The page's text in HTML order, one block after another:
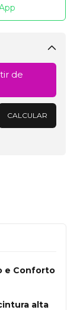
de
CALCULAR
e Conforto
alta